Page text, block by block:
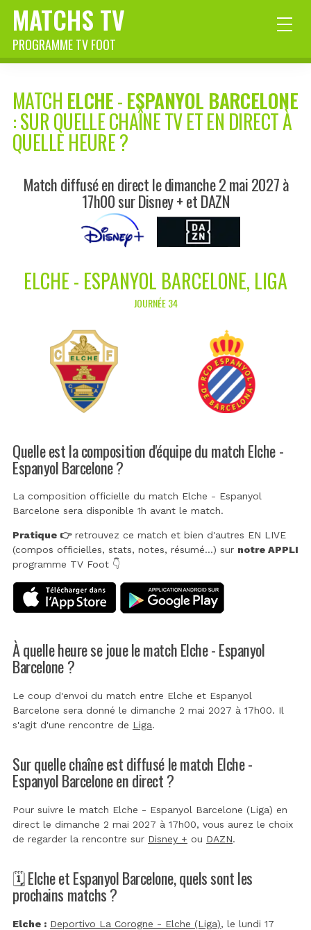
MATCHS TV
PROGRAMME TV FOOT
MATCH ELCHE-ESPANYOL BARCELONE
: SUR QUELLE CHAÎNE TV ET EN DIRECT À
QUELLE HEURE ?
Match diffusé en direct le dimanche 2 mai 2027 à
17h00 sur Disney + et DAZN
ELCHE - ESPANYOL BARCELONE, LIGA
JOURNÉE 34
Quelle est la composition d'équipe du match Elche -
Espanyol Barcelone ?
La composition officielle du match Elche - Espanyol
Barcelone sera disponible 1h avant le match.
Pratique 👉retrouvez ce match et bien d'autres EN LIVE
(compos officielles, stats, notes, résumé...) sur notre APPLI
programme TV Foot 👇
À quelle heure se joue le match Elche - Espanyol
Barcelone ?
Le coup d'envoi du match entre Elche et Espanyol
Barcelone sera donné le dimanche 2 mai 2027 à 17h00. Il
s'agit d'une rencontre de Liga.
Sur quelle chaîne est diffusé le match Elche -
Espanyol Barcelone en direct ?
Pour suivre le match Elche - Espanyol Barcelone (Liga) en
direct le dimanche 2 mai 2027 à 17h00, vous aurez le choix
de regarder la rencontre sur Disney + ou DAZN.
🗓️ Elche et Espanyol Barcelone, quels sont les
prochains matchs ?
Elche : Deportivo La Corogne - Elche (Liga), le lundi 17